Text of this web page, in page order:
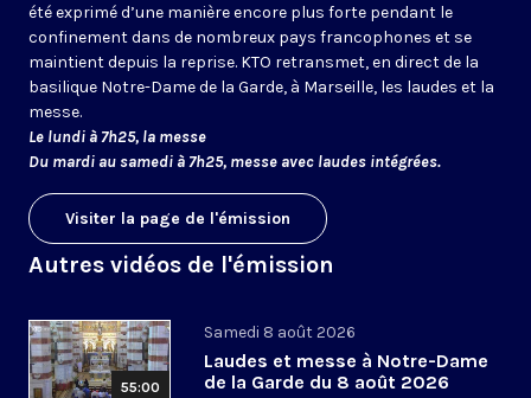
été exprimé d’une manière encore plus forte pendant le
confinement dans de nombreux pays francophones et se
maintient depuis la reprise. KTO retransmet, en direct de la
basilique Notre-Dame de la Garde, à Marseille, les laudes et la
messe.
Le lundi à 7h25, la messe
Du mardi au samedi à 7h25, messe avec laudes intégrées.
Visiter la page de l'émission
Autres vidéos de l'émission
55:00
Samedi 8 août 2026
Laudes et messe à Notre-Dame
de la Garde du 8 août 2026